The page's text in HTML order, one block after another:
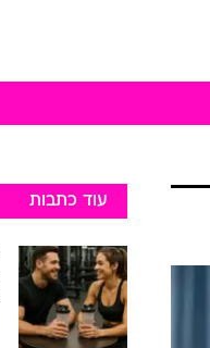
עוד כתבות